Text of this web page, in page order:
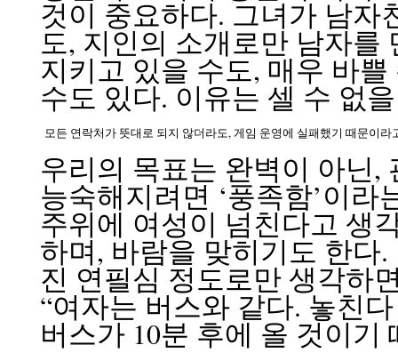
것이 중요하다. 그녀가 남자
도, 지인의 소개로만 남자를
지키고 있을 수도, 매우 바
수도 있다. 이유는 셀 수 없
모든 연락처가 뜻대로 되지 않더라도, 게임 운영에 실패했기 때문이라
우리의 목표는 완벽이 아닌
능숙해지려면 ‘풍족함’이
주위에 여성이 넘친다고 생
하며, 바람을 맞히기도 한다
진 연필심 정도로만 생각하
“여자는 버스와 같다. 놓친
버스가 10분 후에 올 것이기